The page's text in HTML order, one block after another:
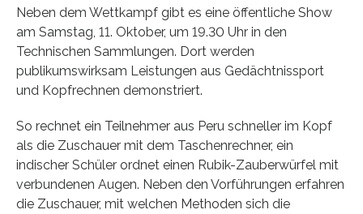
Neben dem Wettkampf gibt es eine öffentliche Show
am Samstag, 11. Oktober, um 19.30 Uhr in den
Technischen Sammlungen. Dort werden
publikumswirksam Leistungen aus Gedächtnissport
und Kopfrechnen demonstriert.
So rechnet ein Teilnehmer aus Peru schneller im Kopf
als die Zuschauer mit dem Taschenrechner, ein
indischer Schüler ordnet einen Rubik-Zauberwürfel mit
verbundenen Augen. Neben den Vorführungen erfahren
die Zuschauer, mit welchen Methoden sich die